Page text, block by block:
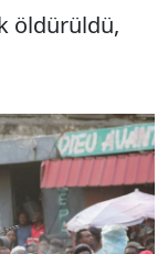
öldürüldü,